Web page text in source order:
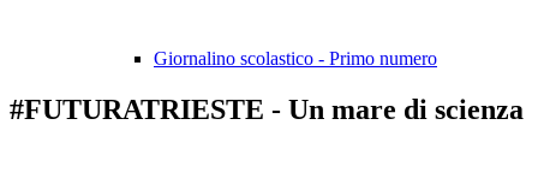
Giornalino scolastico - Primo numero
#FUTURATRIESTE - Un mare di scienza